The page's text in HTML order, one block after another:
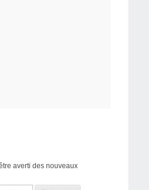
averti des nouveaux